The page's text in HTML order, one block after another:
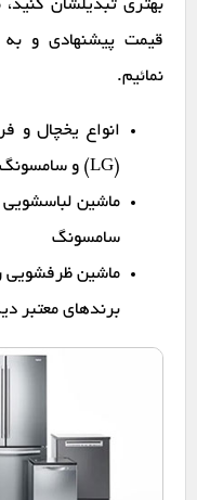
بهتری تبدیلشان کنید،
قیمت پیشنهادی و
نمائیم.
انواع یخچال و
(LG) و سامسونگ (Samsung)
ماشین
سامسونگ
ماشین ظرفشویی
برندهای معتبر